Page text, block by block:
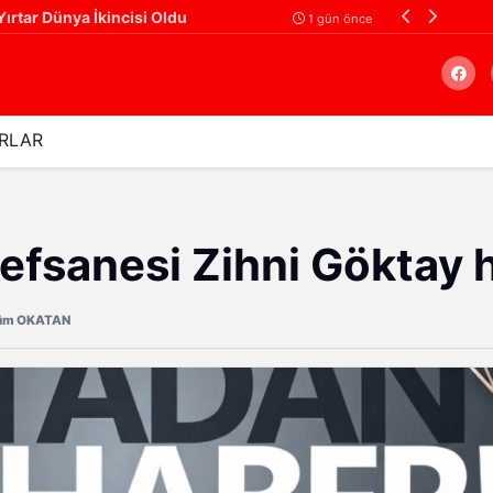
Dünya İkincisi Oldu 1 gün önce
Arama
Zihni Göktay
OKATAN